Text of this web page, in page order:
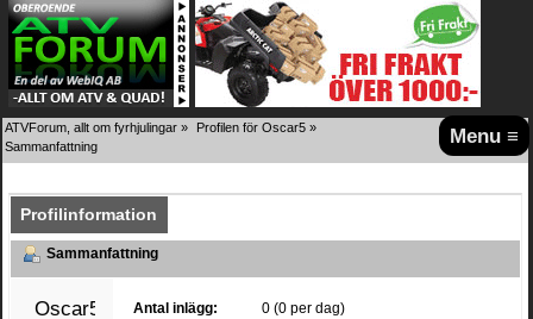
Menu ≡
ATVForum, allt om fyrhjulingar » Profilen för Oscar5 »
Sammanfattning
Profilinformation
Sammanfattning
Antal inlägg:
0 (0 per dag)